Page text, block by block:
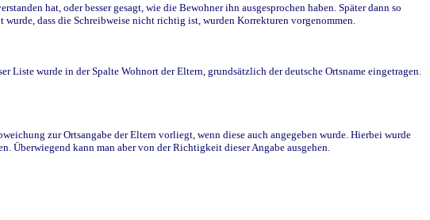
hat, oder besser gesagt, wie die Bewohner ihn ausgesprochen haben. Später dann so
dass die Schreibweise nicht richtig ist, wurden Korrekturen vorgenommen.
wurde in der Spalte Wohnort der Eltern, grundsätzlich der deutsche Ortsname eingetragen.
zur Ortsangabe der Eltern vorliegt, wenn diese auch angegeben wurde. Hierbei wurde
Überwiegend kann man aber von der Richtigkeit dieser Angabe ausgehen.